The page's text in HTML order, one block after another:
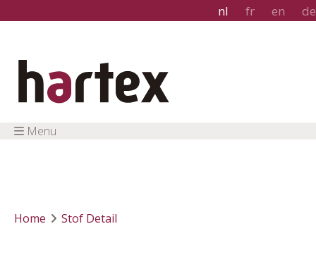
nl fr en de
Menu
Home Stof Detail